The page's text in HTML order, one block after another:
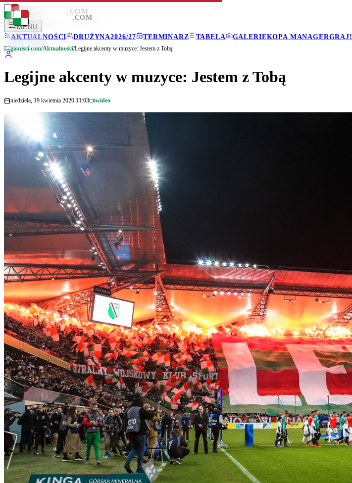
LEGIONISCI .COM
MENU
AKTUALNOŚCI
DRUŻYNA2026/27 TERMINARZ TABELA GALERIEKOPA MANAGERGRAJ!
LEGIONISCI .COM
Legionisci.com/Aktualności/Legijne akcenty w muzyce: Jestem z Tobą
Legijne akcenty w muzyce: Jestem z Tobą
niedziela, 19 kwietnia 2020 11:03 wideo